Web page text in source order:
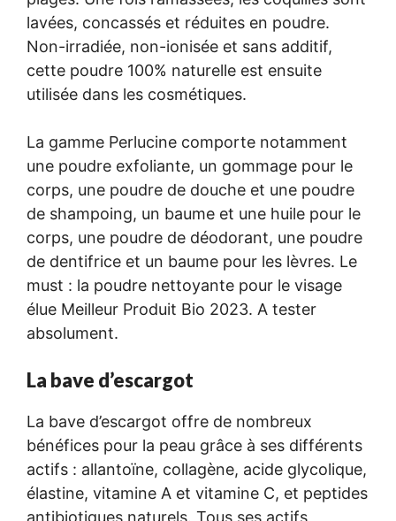
lavées, concassés et réduites en poudre.
Non-irradiée, non-ionisée et sans additif,
cette poudre 100% naturelle est ensuite
utilisée dans les cosmétiques.
La gamme Perlucine comporte notamment
une poudre exfoliante, un gommage pour le
corps, une poudre de douche et une poudre
de shampoing, un baume et une huile pour le
corps, une poudre de déodorant, une poudre
de dentifrice et un baume pour les lèvres. Le
must : la poudre nettoyante pour le visage
élue Meilleur Produit Bio 2023. A tester
absolument.
La bave d’escargot
La bave d’escargot offre de nombreux
bénéfices pour la peau grâce à ses différents
actifs : allantoïne, collagène, acide glycolique,
élastine, vitamine A et vitamine C, et peptides
antibiotiques naturels. Tous ses actifs